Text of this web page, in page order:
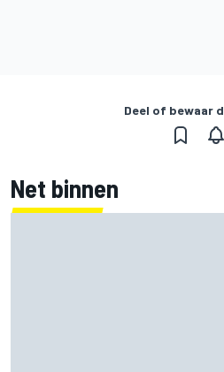
Deel of bewaar
Net binnen